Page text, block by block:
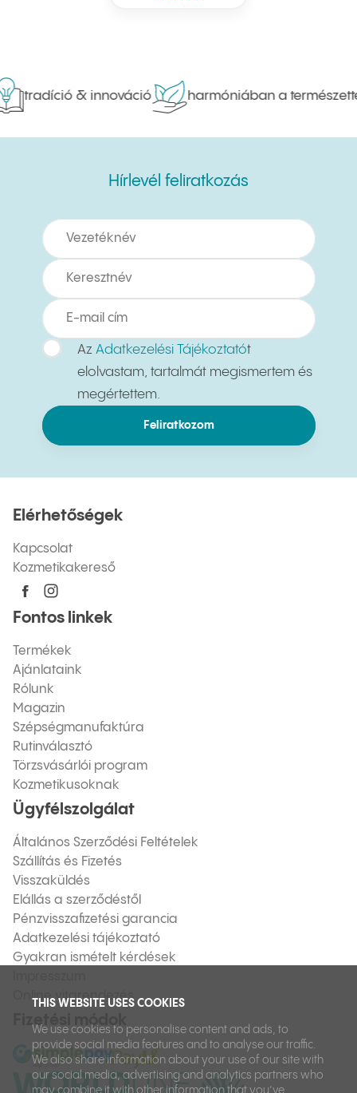
THIS WEBSITE USES COOKIES
We use cookies to personalise content and ads, to
provide social media features and to analyse our traffic.
We also share information about your use of our site with
our social media, advertising and analytics partners who
may combine it with other information that you’ve
tradíció & innováció harmóniában a természettel
Hírlevél feliratkozásHírlevél feliratkozás
Az Adatkezelési Tájékoztatót
elolvastam, tartalmát megismertem és
megértettem.
Feliratkozom
Elérhetőségek
Kapcsolat
Kozmetikakereső
Fontos linkek
Termékek
Ajánlataink
Rólunk
Magazin
Szépségmanufaktúra
Rutinválasztó
Törzsvásárlói program
Kozmetikusoknak
Ügyfélszolgálat
Általános Szerződési Feltételek
Szállítás és Fizetés
Visszaküldés
Elállás a szerződéstől
Pénzvisszafizetési garancia
Adatkezelési tájékoztató
Gyakran ismételt kérdések
Online vitarendezés
Fizetési módok